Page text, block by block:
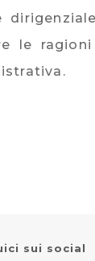
le ragioni
sui social